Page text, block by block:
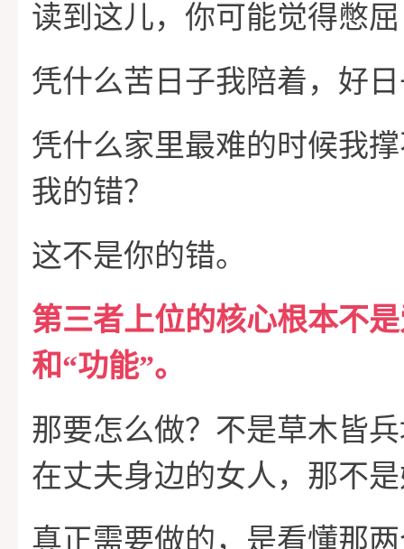
读到这儿，你可能觉得憋
凭什么苦日子我陪着，好
凭什么家里最难的时候我
我的错？
这不是你的错。
第三者上位的核心根本不
和“功能”。
那要怎么做？不是草木皆
在丈夫身边的女人，那不
真正需要做的，是看懂那